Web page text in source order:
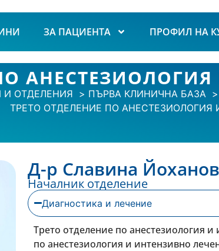
ЗА ПАЦИЕНТА ПРОФИЛ НА
И ОТДЕЛЕНИЯ ПЪРВА КЛИНИЧНА БАЗА
ТРЕТО ОТДЕЛЕНИЕ ПО АНЕСТЕЗИОЛОГИЯ
Д-р Славина
Началник отделение
Диагностика и лечение
Трето отделение по анестезиология
по анестезиология и интензивно